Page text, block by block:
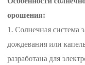
орошения:
1. Солнечная система
дождевания или
разработана для